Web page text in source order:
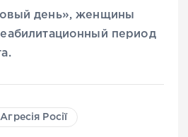
день», женщины
период
Агресія Росії